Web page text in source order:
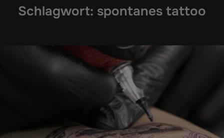
Schlagwort: spontanes tattoo